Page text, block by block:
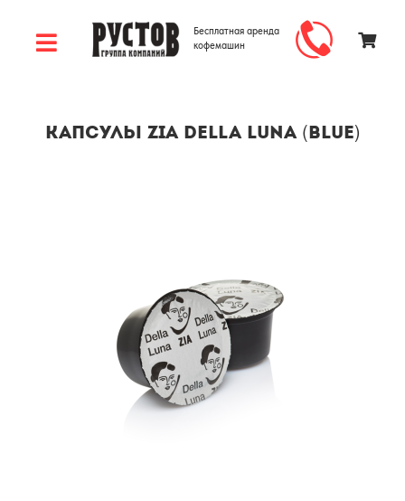
Бесплатная аренда
кофемашин
Капсулы ZIA Della Luna (BLUE)